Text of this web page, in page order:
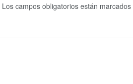
Los campos obligatorios están marcados